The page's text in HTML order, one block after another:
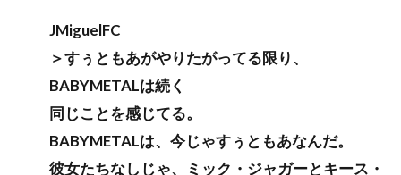
JMiguelFC
＞すぅともあがやりたがってる限り、
BABYMETALは続く
同じことを感じてる。
BABYMETALは、今じゃすぅともあなんだ。
彼女たちなしじゃ、ミック・ジャガーとキース・